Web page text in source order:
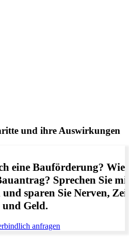
und ihre Auswirkungen
eine Bauförderung? Wie
Sprechen Sie
sparen Sie Nerven,
und Geld.
anfragen